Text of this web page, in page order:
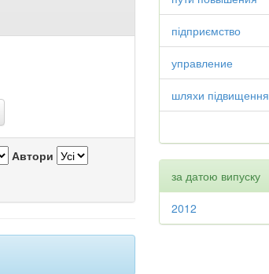
Автори
підприємство
управление
шляхи підвищення
за датою випуску
2012